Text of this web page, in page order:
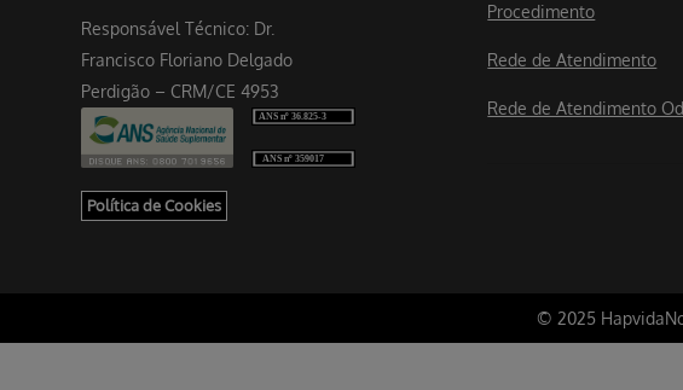
Responsável Técnico: Dr.
Francisco Floriano Delgado
Perdigão – CRM/CE 4953
Política de Cookies
Procedimento
Rede de Atendimento
Rede de Atendimento
© 2025